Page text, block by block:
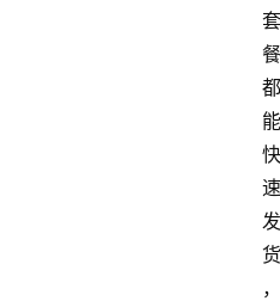
套
餐
都
能
快
速
发
货
，